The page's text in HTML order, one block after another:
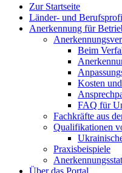
Zur Startseite
Länder- und
Anerkennung für
Beim
Kosten
FAQ für
Fachkräfte aus
Qualifikationen
Praxisbeispiele
Über das Portal